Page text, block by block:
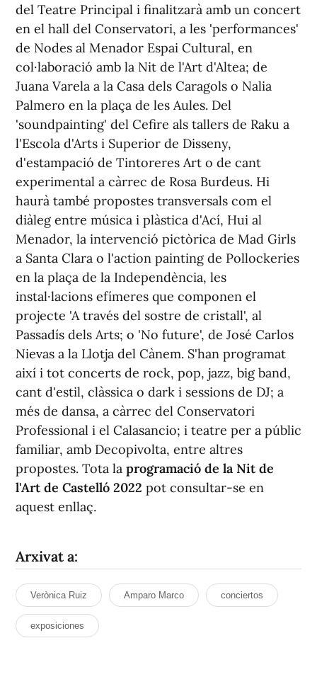
del Teatre Principal i finalitzarà amb un concert
en el hall del Conservatori, a les 'performances'
de Nodes al Menador Espai Cultural, en
col·laboració amb la Nit de l'Art d'Altea; de
Juana Varela a la Casa dels Caragols o Nalia
Palmero en la plaça de les Aules. Del
'soundpainting' del Cefire als tallers de Raku a
l'Escola d'Arts i Superior de Disseny,
d'estampació de Tintoreres Art o de cant
experimental a càrrec de Rosa Burdeus. Hi
haurà també propostes transversals com el
diàleg entre música i plàstica d'Ací, Hui al
Menador, la intervenció pictòrica de Mad Girls
a Santa Clara o l'action painting de Pollockeries
en la plaça de la Independència, les
instal·lacions efímeres que componen el
projecte 'A través del sostre de cristall', al
Passadís dels Arts; o 'No future', de José Carlos
Nievas a la Llotja del Cànem. S'han programat
així i tot concerts de rock, pop, jazz, big band,
cant d'estil, clàssica o dark i sessions de DJ; a
més de dansa, a càrrec del Conservatori
Professional i el Calasancio; i teatre per a públic
familiar, amb Decopivolta, entre altres
propostes. Tota la programació de la Nit de
l'Art de Castelló 2022 pot consultar-se en
aquest enllaç.
Arxivat a:
Verònica Ruiz Amparo Marco conciertos
exposiciones